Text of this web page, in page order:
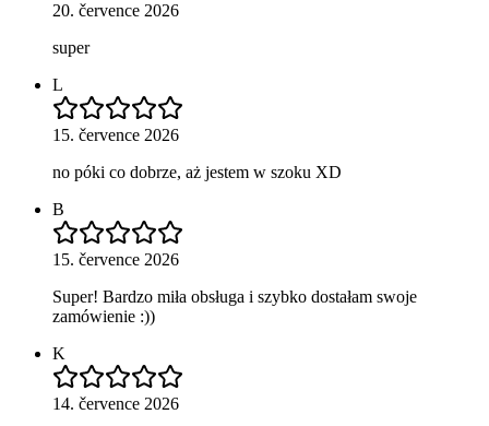
20. července 2026
super
L
15. července 2026
no póki co dobrze, aż jestem w szoku XD
B
15. července 2026
Super! Bardzo miła obsługa i szybko dostałam swoje
zamówienie :))
K
14. července 2026